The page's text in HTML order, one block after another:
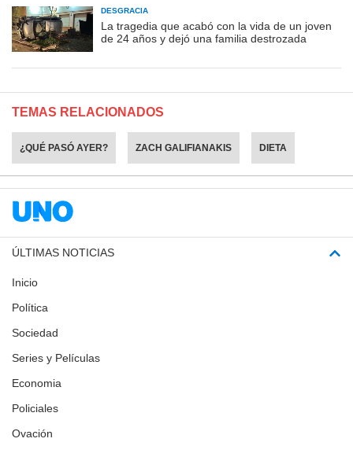
DESGRACIA
La tragedia que acabó con la vida de un joven
de 24 años y dejó una familia destrozada
TEMAS RELACIONADOS
¿QUÉ PASÓ AYER? ZACH GALIFIANAKIS DIETA
ÚLTIMAS NOTICIAS
Inicio
Política
Sociedad
Series y Películas
Economia
Policiales
Ovación